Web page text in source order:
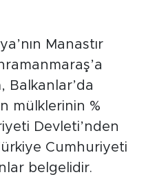
Manastır
Balkanlar’da
mülklerinin %
Devleti’nden
Cumhuriyeti
belgelidir.